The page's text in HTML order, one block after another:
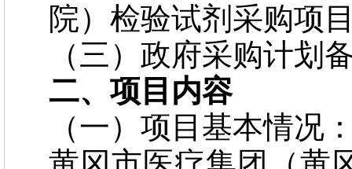
院）检验试剂采购项
（三）政府采购计划
二、项目内容
（一）项目基本情况